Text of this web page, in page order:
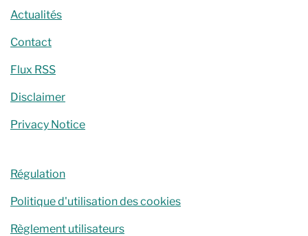
Actualités
Contact
Flux RSS
Disclaimer
Privacy Notice
Régulation
Politique d'utilisation des cookies
Règlement utilisateurs